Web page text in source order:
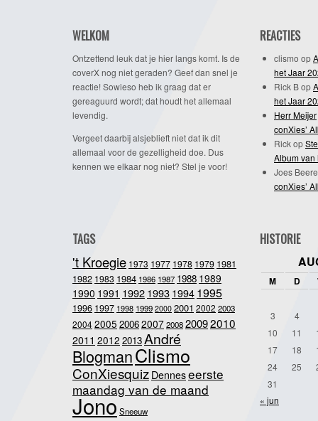
WELKOM
Ontzettend leuk dat je hier langs komt. Is de
coverX nog niet geraden? Geef dan snel je
reactie! Sowieso heb ik graag dat er
gereaguurd wordt; dat houdt het allemaal
levendig.
Vergeet daarbij alsjeblieft niet dat ik dit
allemaal voor de gezelligheid doe. Dus
kennen we elkaar nog niet? Stel je voor!
REACTIES
clismo op
het Jaar
Rick Bop
het Jaar
Herr Meijer
conXies’
Rickop
Album van
Joes
conXies’
TAGS
't Kroegie 1973 1977 1978 1979 1981
1982 1983 1984 1986 1987 1988 1989
1990 1991 19921993 1994 1995
1996 1997 1998 1999 2000 2001 2002 2003
20042005 20062007200820092010
2011 2012 2013André
BlogmanClismo
ConXiesquiz Denneseerste
maandag van de maand
JonoSneeuw
HISTORIE
M D
3
4
10
11
17
18
24
25
31
« jun